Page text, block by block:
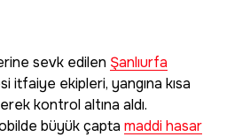
sevk edilen Şanlıurfa
itfaiye ekipleri, yangına kısa
kontrol altına aldı.
büyük çapta maddi hasar